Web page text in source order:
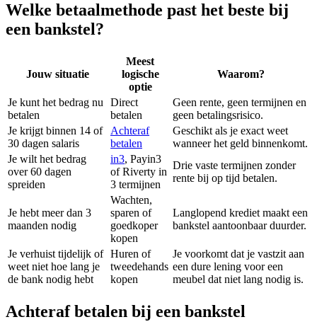
Welke betaalmethode past het beste bij
een bankstel?
Jouw situatie
Meest
logische
optie
Waarom?
Je kunt het bedrag nu
betalen
Direct
betalen
Geen rente, geen termijnen en
geen betalingsrisico.
Je krijgt binnen 14 of
30 dagen salaris
Achteraf
betalen
Geschikt als je exact weet
wanneer het geld binnenkomt.
Je wilt het bedrag
over 60 dagen
spreiden
in3, Payin3
of Riverty in
3 termijnen
Drie vaste termijnen zonder
rente bij op tijd betalen.
Je hebt meer dan 3
maanden nodig
Wachten,
sparen of
goedkoper
kopen
Langlopend krediet maakt een
bankstel aantoonbaar duurder.
Je verhuist tijdelijk of
weet niet hoe lang je
de bank nodig hebt
Huren of
tweedehands
kopen
Je voorkomt dat je vastzit aan
een dure lening voor een
meubel dat niet lang nodig is.
Achteraf betalen bij een bankstel